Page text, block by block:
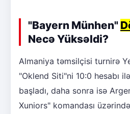
"Bayern Münhen"
Necə Yüksəldi?
Almaniya təmsilçisi turnirə
"Oklend Siti"ni 10:0 hesabı
başladı, daha sonra isə
Xuniors" komandası